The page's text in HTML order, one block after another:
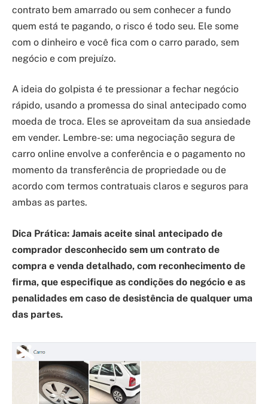
contrato bem amarrado ou sem conhecer a fundo
quem está te pagando, o risco é todo seu. Ele some
com o dinheiro e você fica com o carro parado, sem
negócio e com prejuízo.
A ideia do golpista é te pressionar a fechar negócio
rápido, usando a promessa do sinal antecipado como
moeda de troca. Eles se aproveitam da sua ansiedade
em vender. Lembre-se: uma negociação segura de
carro online envolve a conferência e o pagamento no
momento da transferência de propriedade ou de
acordo com termos contratuais claros e seguros para
ambas as partes.
Dica Prática: Jamais aceite sinal antecipado de
comprador desconhecido sem um contrato de
compra e venda detalhado, com reconhecimento de
firma, que especifique as condições do negócio e as
penalidades em caso de desistência de qualquer uma
das partes.